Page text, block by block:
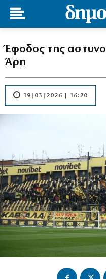
Έφοδος της
Άρη
19|03|2026 | 16:20